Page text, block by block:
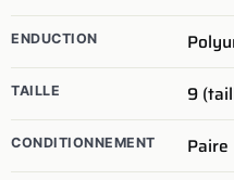
ENDUCTION
TAILLE 9
CONDITIONNEMENT Paire